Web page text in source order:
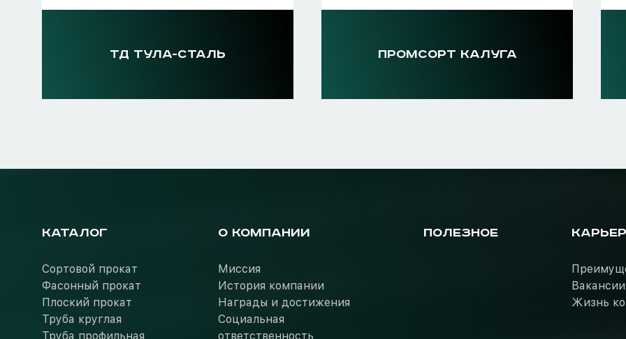
ТД ТУЛА-СТАЛЬ ПРОМСОРТ КАЛУГА
КАТАЛОГ
Сортовой прокат
Фасонный прокат
Плоский прокат
Труба круглая
Труба профильная
О КОМПАНИИ
Миссия
История компании
Награды и достижения
Социальная
ответственность
ПОЛЕЗНОЕ
Вакансии
Жизнь